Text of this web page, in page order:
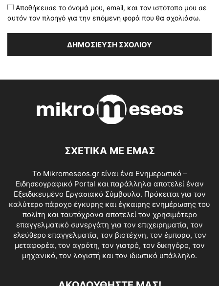
Αποθήκευσε το όνομά μου, email, και τον ιστότοπο μου σε
αυτόν τον πλοηγό για την επόμενη φορά που θα σχολιάσω.
ΣΧΕΤΙΚΑ ΜΕ ΕΜΑΣ
Το Mikromeseos.gr είναι ένα Ενημερωτικό –
Ειδησεογραφικό Portal και παράλληλα αποτελεί έναν
Εξειδικευμένο Εργασιακό Σύμβουλο. Πρόκειται για τον
καλύτερο πάροχο έγκυρης και έγκαιρης ενημέρωσης του
πολίτη και ταυτόχρονα αποτελεί τον χρησιμότερο
επαγγελματικό συνεργάτη για τον επιχειρηματία, τον
ελεύθερο επαγγελματία, τον βιοτέχνη, τον έμπορο, τον
μεταφορέα, τον αγρότη, τον γιατρό, τον δικηγόρο, τον
μηχανικό, τον λογιστή και τον ιδιωτικό υπάλληλο.